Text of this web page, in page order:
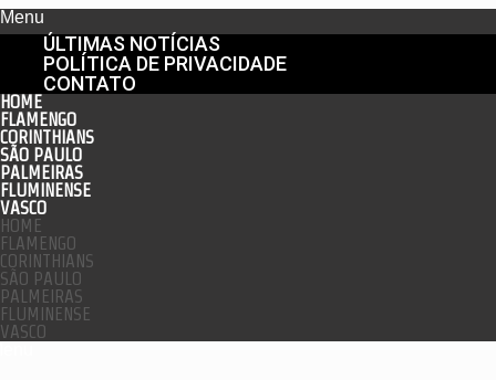
Menu
ÚLTIMAS NOTÍCIAS
POLÍTICA DE PRIVACIDADE
CONTATO
HOME
FLAMENGO
CORINTHIANS
SÃO PAULO
PALMEIRAS
FLUMINENSE
VASCO
HOME
FLAMENGO
CORINTHIANS
SÃO PAULO
PALMEIRAS
FLUMINENSE
VASCO